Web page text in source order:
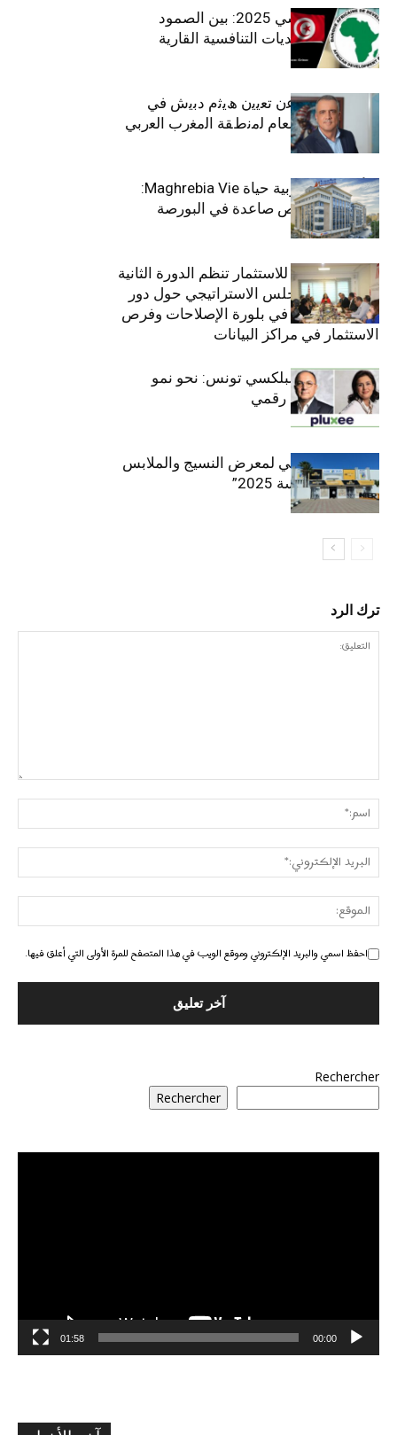
الاقتصاد التونسي 2025: بين الصمود
الاجتماعي وتحديات التنافسية القارية
ﺗﯾﺗرا ﺑﺎك ﺗﻌﻠن ﻋن ﺗﻌﯾﯾن ھﯾﺛم دﺑﯾش ﻓﻲ
ﻣﻧﺻب اﻟﻣدﯾر اﻟﻌﺎم ﻟﻣﻧطﻘﺔ اﻟﻣﻐرب اﻟﻌرﺑﻲ
وﻏرب أﻓرﯾﻘﯾﺎ
التأمينات المغربية حياة Maghrebia Vie:
فاعل رائد بفرص صاعدة في البورصة
(+34.8%)
الهيئة التونسية للاستثمار تنظم الدورة الثانية
والعشرين للمجلس الاستراتيجي حول دور
القطاع الخاص في بلورة الإصلاحات وفرص
الاستثمار في مراكز البيانات
قيادة مزدوجة لبلكسي تونس: نحو نمو
متسارع وتحول رقمي
الافتتاح الرسمي لمعرض النسيج والملابس
“إنترتكس سوسة 2025”
ترك الرد
احفظ اسمي والبريد الإلكتروني وموقع الويب في هذا المتصفح للمرة الأولى التي أعلق فيها.
Rechercher
Rechercher
00:00
01:58